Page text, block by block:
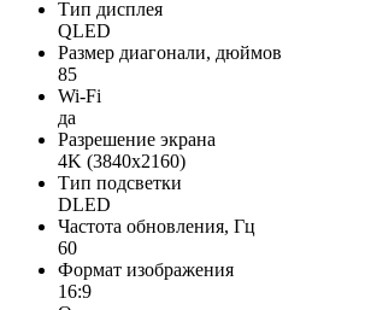
Тип дисплея
QLED
Размер диагонали, дюймов
85
Wi-Fi
да
Разрешение экрана
4K (3840x2160)
Тип подсветки
DLED
Частота обновления, Гц
60
Формат изображения
16:9